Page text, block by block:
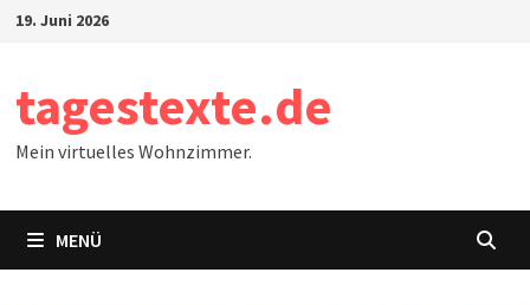
Zum19. Juni 2026
tagestexte.de
Mein virtuelles Wohnzimmer.
MENÜ